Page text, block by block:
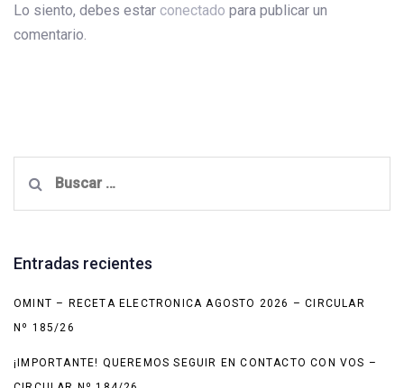
Lo siento, debes estar conectado para publicar un
comentario.
Entradas recientes
OMINT – RECETA ELECTRONICA AGOSTO 2026 – CIRCULAR
Nº 185/26
¡IMPORTANTE! QUEREMOS SEGUIR EN CONTACTO CON VOS –